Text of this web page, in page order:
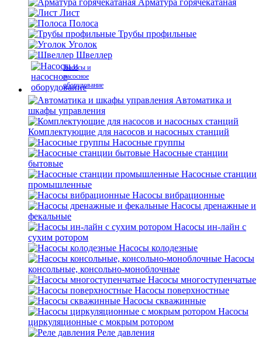
Арматура горячекатаная
Лист
Полоса
Трубы профильные
Уголок
Швеллер
Насосы и
насосное
оборудование
Автоматика и
шкафы управления
Комплектующие для насосов и насосных станций
Насосные группы
Насосные станции
бытовые
Насосные станции
промышленные
Насосы вибрационные
Насосы дренажные и
фекальные
Насосы ин-лайн с
сухим ротором
Насосы колодезные
Насосы
консольные, консольно-моноблочные
Насосы многоступенчатые
Насосы поверхностные
Насосы скважинные
Насосы
циркуляционные с мокрым ротором
Реле давления